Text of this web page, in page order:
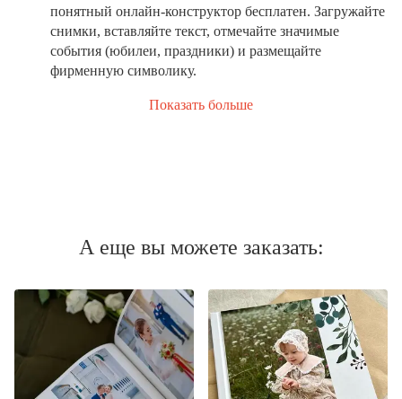
понятный онлайн-конструктор бесплатен. Загружайте
снимки, вставляйте текст, отмечайте значимые
события (юбилеи, праздники) и размещайте
фирменную символику.
Показать больше
А еще вы можете заказать: